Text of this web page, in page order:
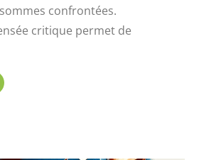
confrontées.
critique permet de